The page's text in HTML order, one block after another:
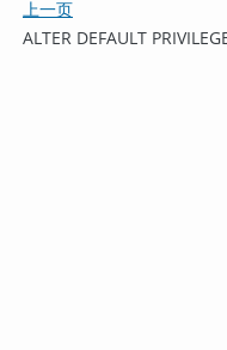
上一页
ALTER DEFAULT